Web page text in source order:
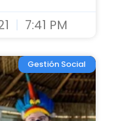
7:41 PM
Gestión Social